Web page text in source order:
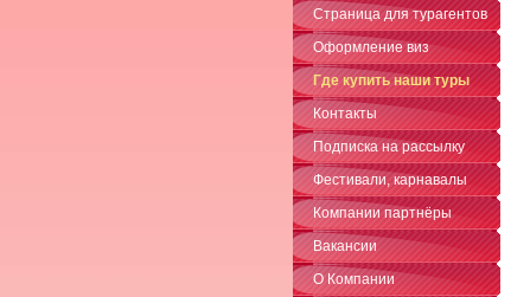
Страница для турагентов
Оформление виз
Где купить наши туры
Контакты
Подписка на рассылку
Фестивали, карнавалы
Компании партнёры
Вакансии
О Компании